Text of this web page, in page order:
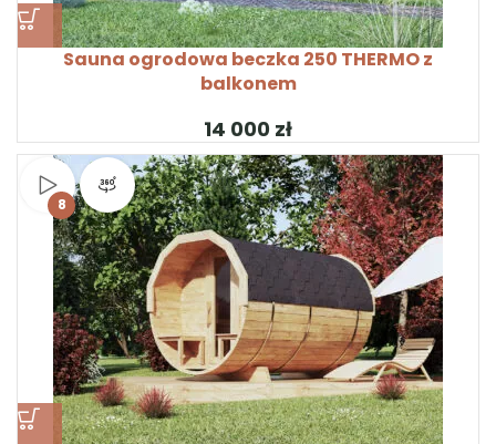
Sauna ogrodowa beczka 250 THERMO z
balkonem
zł
Obejrzyj wideo
8
Widok produktu 360°